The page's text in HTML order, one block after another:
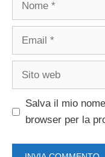
Email
Sito
Salva il mio
browser per la